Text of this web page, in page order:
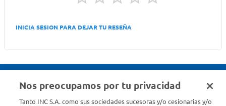
INICIA SESION PARA DEJAR TU RESEÑA
Nos preocupamos por tu privacidad
Tanto INC S.A. como sus sociedades sucesoras y/o cesionarias y/o